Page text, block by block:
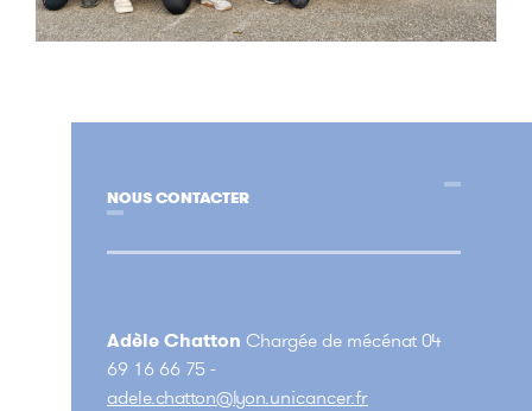
NOUS CONTACTER
Adèle Chatton Chargée de mécénat 04
69 16 66 75 -
adele.chatton@lyon.unicancer.fr